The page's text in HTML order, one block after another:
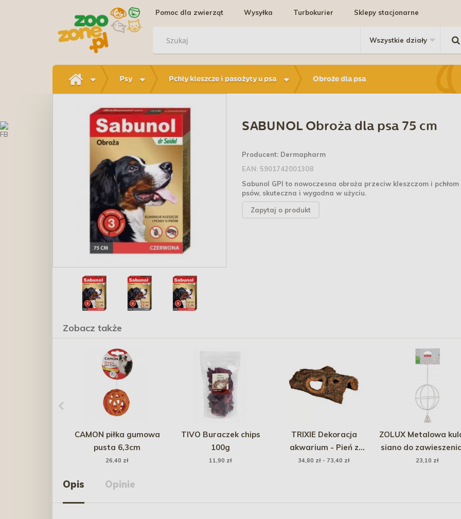
Pomoc dla zwierząt Wysyłka Turbokurier Sklepy stacjonarne
Psy Pchły kleszcze i pasożyty u psa Obroże dla psa
SABUNOL Obroża dla psa 75 cm
Producent: Dermapharm
EAN: 5901742001308
Sabunol GPI to nowoczesna obroża przeciw kleszczom i
psów, skuteczna i wygodna w użyciu.
Zapytaj o produkt
Zobacz także
CAMON piłka gumowa
pusta 6,3cm
26,40 zł
TIVO Buraczek chips
100g
11,90 zł
TRIXIE Dekoracja
akwarium - Pień z
kryjówką
34,80 zł - 73,40 zł
ZOLUX Metalowa
siano do
10 cm - beżowa
23,10 zł
Opis Opinie